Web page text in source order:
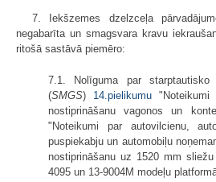
7. Iekšzemes dzelzceļa
negabarīta un smagsvara kravu
ritošā sastāvā piemēro:
7.1. Nolīguma par
(SMGS) 14.pielikumu
nostiprināšanu vagonos un
"Noteikumi par autovilcienu,
puspiekabju un automobiļu
nostiprināšanu uz 1520 mm
4095 un 13-9004M modeļu